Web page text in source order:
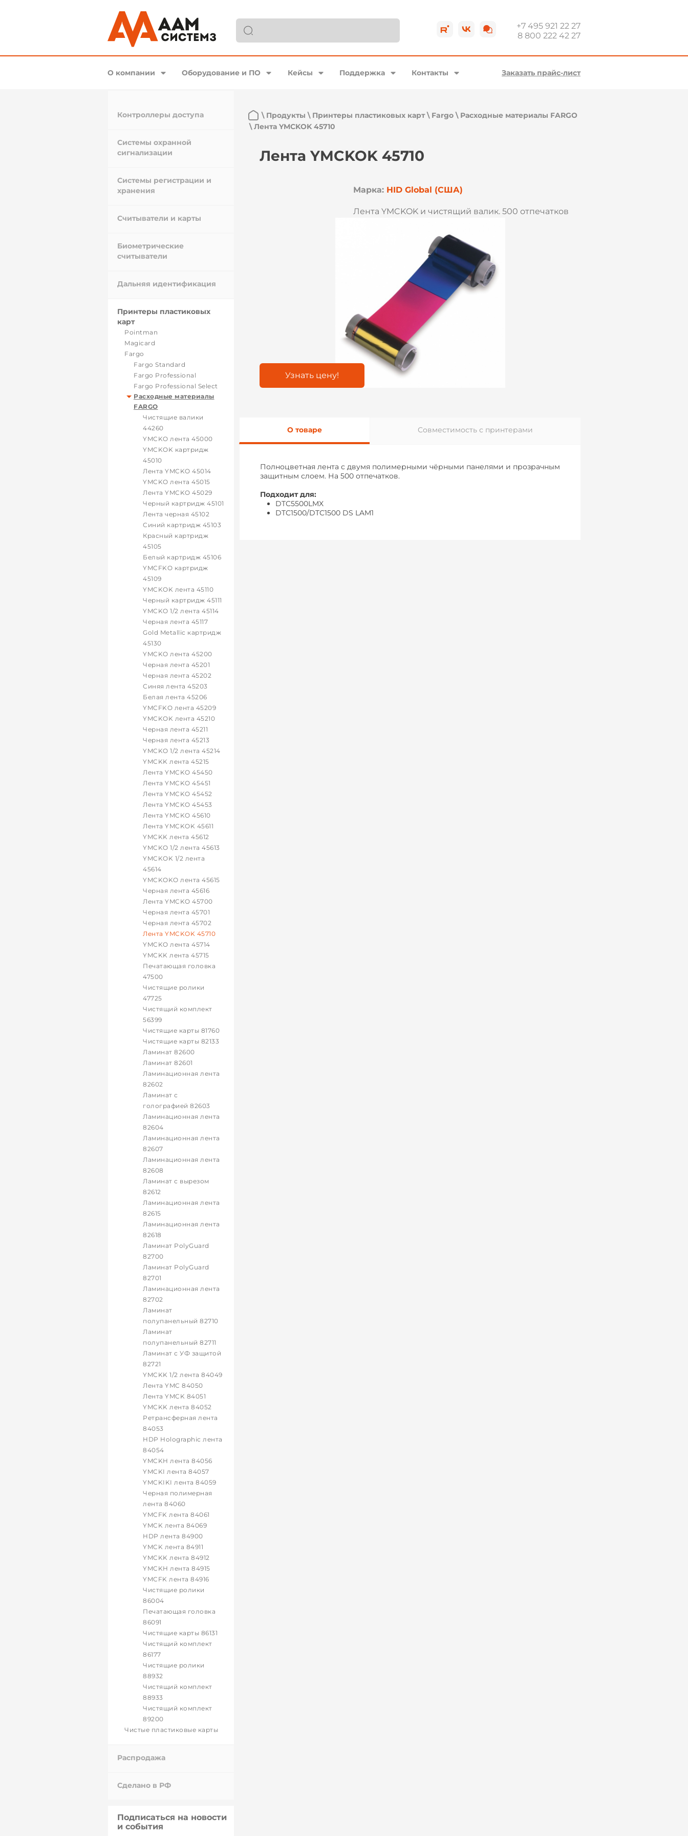
+7 495 921 22 27
8 800 222 42 27
О компании Оборудование и ПО Кейсы Поддержка Контакты Заказать прайс-лист
Контроллеры доступа
Системы охранной
сигнализации
Системы регистрации и
хранения
Считыватели и карты
Биометрические
считыватели
Дальняя идентификация
Принтеры пластиковых
карт
Pointman
Magicard
Fargo
Fargo Standard
Fargo Professional
Fargo Professional Select
Расходные материалы
FARGO
Чистящие валики
44260
YMCKO лента 45000
YMCKOK картридж
45010
Лента YMCKO 45014
YMCKO лента 45015
Лента YMCKO 45029
Черный картридж 45101
Лента черная 45102
Синий картридж 45103
Красный картридж
45105
Белый картридж 45106
YMCFKO картридж
45109
YMCKOK лента 45110
Черный картридж 45111
YMCKO 1/2 лента 45114
Черная лента 45117
Gold Metallic картридж
45130
YMCKO лента 45200
Черная лента 45201
Черная лента 45202
Синяя лента 45203
Белая лента 45206
YMCFKO лента 45209
YMCKOK лента 45210
Черная лента 45211
Черная лента 45213
YMCKO 1/2 лента 45214
YMCKK лента 45215
Лента YMCKO 45450
Лента YMCKO 45451
Лента YMCKO 45452
Лента YMCKO 45453
Лента YMCKO 45610
Лента YMCKOK 45611
YMCKK лента 45612
YMCKO 1/2 лента 45613
YMCKOK 1/2 лента
45614
YMCKOKO лента 45615
Черная лента 45616
Лента YMCKO 45700
Черная лента 45701
Черная лента 45702
Лента YMCKOK 45710
YMCKO лента 45714
YMCKK лента 45715
Печатающая головка
47500
Чистящие ролики
47725
Чистящий комплект
56399
Чистящие карты 81760
Чистящие карты 82133
Ламинат 82600
Ламинат 82601
Ламинационная лента
82602
Ламинат с
голографией 82603
Ламинационная лента
82604
Ламинационная лента
82607
Ламинационная лента
82608
Ламинат с вырезом
82612
Ламинационная лента
82615
Ламинационная лента
82618
Ламинат PolyGuard
82700
Ламинат PolyGuard
82701
Ламинационная лента
82702
Ламинат
полупанельный 82710
Ламинат
полупанельный 82711
Ламинат с УФ защитой
82721
YMCKK 1/2 лента 84049
Лента YMC 84050
Лента YMCK 84051
YMCKK лента 84052
Ретрансферная лента
84053
HDP Holographic лента
84054
YMCKH лента 84056
YMCKI лента 84057
YMCKIKI лента 84059
Черная полимерная
лента 84060
YMCFK лента 84061
YMCK лента 84069
HDP лента 84900
YMCK лента 84911
YMCKK лента 84912
YMCKH лента 84915
YMCFK лента 84916
Чистящие ролики
86004
Печатающая головка
86091
Чистящие карты 86131
Чистящий комплект
86177
Чистящие ролики
88932
Чистящий комплект
88933
Чистящий комплект
89200
Чистые пластиковые карты
Распродажа
Сделано в РФ
Подписаться на новости
и события
\ Продукты \ Принтеры пластиковых карт\ Fargo\ Расходные материалы FARGO
\Лента YMCKOK 45710
Лента YMCKOK 45710
Марка: HID Global (США)
Лента YMCKOK и чистящий валик. 500 отпечатков
Узнать цену!
О товаре Совместимость с принтерами
Полноцветная лента с двумя полимерными чёрными панелями и прозрачным
защитным слоем. На 500 отпечатков.
Подходит для:
DTC5500LMX
DTC1500/DTC1500 DS LAM1